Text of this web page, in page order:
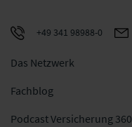
+49 341 98988-0
Das Netzwerk
Fachblog
Podcast Versicherung 360